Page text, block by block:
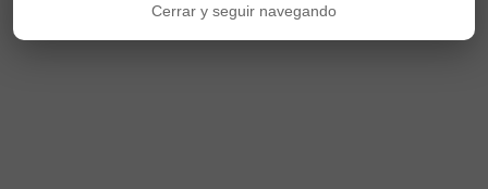
Cerrar y seguir navegando